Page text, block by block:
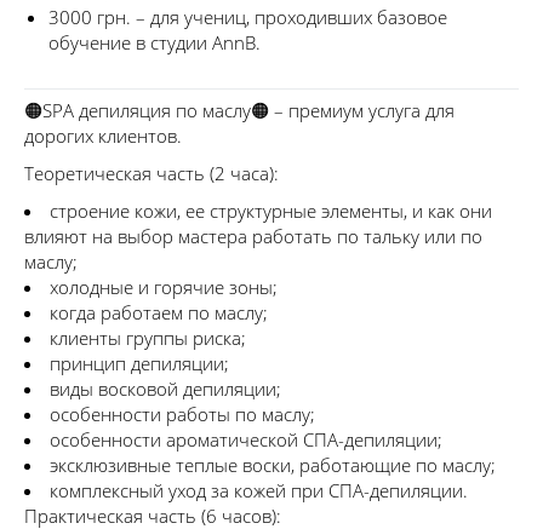
3000 грн. – для учениц, проходивших базовое
обучение в студии AnnB.
🟠SPA депиляция по маслу🟠 – премиум услуга для
дорогих клиентов.
Теоретическая часть (2 часа):
строение кожи, ее структурные элементы, и как они
влияют на выбор мастера работать по тальку или по
маслу;
холодные и горячие зоны;
когда работаем по маслу;
клиенты группы риска;
принцип депиляции;
виды восковой депиляции;
особенности работы по маслу;
особенности ароматической СПА-депиляции;
эксклюзивные теплые воски, работающие по маслу;
комплексный уход за кожей при СПА-депиляции.
Практическая часть (6 часов):